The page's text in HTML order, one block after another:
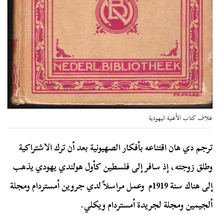
غلاف كتاب الأغنية اليهودية
ترجم دي هان اقتناعه بأفكار الصهيونية بعد أن ترك الاشتراكية
وطلق زوجته، إذ سافر إلى فلسطين كأول هولندي يهودي يذهب
إلى هناك سنة 1919م وعمل مراسلاً لدي جروين أمستردام ومجلة
ألجيمين ومجلة لجريدة أمستردام ويكلي.